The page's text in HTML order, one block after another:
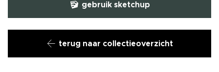
terug naar collectieoverzicht
gebruik sketchup